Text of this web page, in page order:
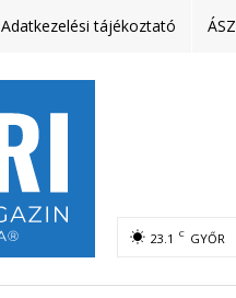
Adatkezelési tájékoztató
23.1 C GYŐR